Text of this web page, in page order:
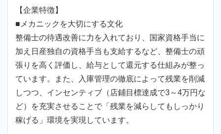
【企業特徴】
■メカニックを大切にする文化
整備士の待遇改善に力を入れており、国家資格手当に
加え日産独自の資格手当も支給するなど、整備士の頑
張りを高く評価し、給与として還元する仕組みが整っ
ています。また、入庫管理の徹底によって残業を削減
しつつ、インセンティブ（店鋪目標達成で3～4万円な
ど）を充実させることで「残業を減らしてもしっかり
稼げる」環境を実現しています。